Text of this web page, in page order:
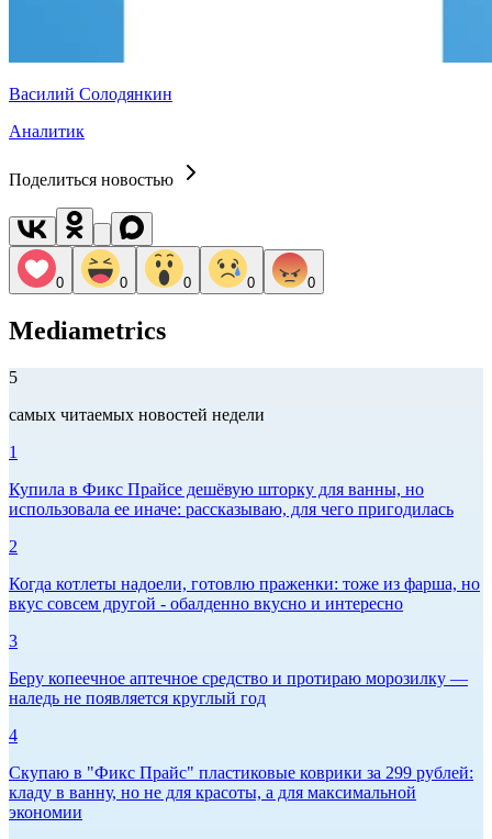
Василий Солодянкин
Аналитик
Поделиться новостью
0 0 0 0 0
Mediametrics
5
самых читаемых новостей недели
1
Купила в Фикс Прайсе дешёвую шторку для ванны, но
использовала ее иначе: рассказываю, для чего пригодилась
2
Когда котлеты надоели, готовлю праженки: тоже из фарша, но
вкус совсем другой - обалденно вкусно и интересно
3
Беру копеечное аптечное средство и протираю морозилку —
наледь не появляется круглый год
4
Скупаю в "Фикс Прайс" пластиковые коврики за 299 рублей:
кладу в ванну, но не для красоты, а для максимальной
экономии